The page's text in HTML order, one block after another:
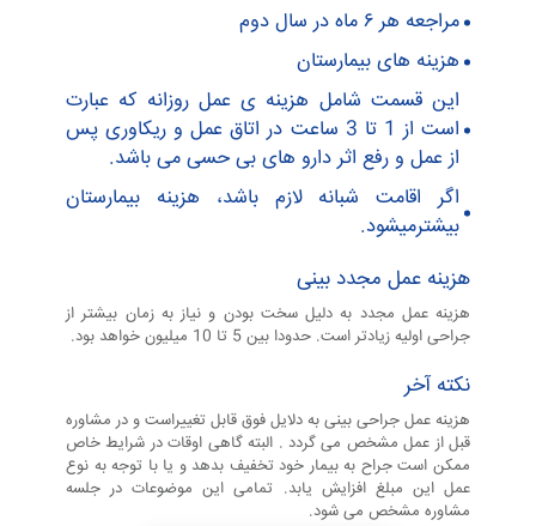
مراجعه هر ۶ ماه در سال دوم
هزینه های بیمارستان
این قسمت شامل هزینه ی عمل روزانه که عبارت
است از 1 تا 3 ساعت در اتاق عمل و ریکاوری پس
از عمل و رفع اثر دارو های بی حسی می باشد.
اگر اقامت شبانه لازم باشد، هزینه بیمارستان
بیشترمیشود.
هزینه عمل مجدد بینی
هزینه عمل مجدد به دلیل سخت بودن و نیاز به زمان بیشتر از
جراحی اولیه زیادتر است. حدودا بین 5 تا 10 میلیون خواهد بود.
نکته آخر
هزینه عمل جراحی بینی به دلایل فوق قابل تغییراست و در مشاوره
قبل از عمل مشخص می گردد . البته گاهی اوقات در شرایط خاص
ممکن است جراح به بیمار خود تخفیف بدهد و یا با توجه به نوع
عمل این مبلغ افزایش یابد. تمامی این موضوعات در جلسه
مشاوره مشخص مى شود.